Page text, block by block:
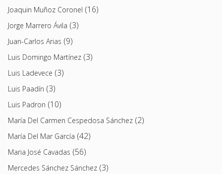
Joaquin Muñoz Coronel (16)
Jorge Marrero Ávila (3)
Juan-Carlos Arias (9)
Luis Domingo Martínez (3)
Luis Ladevece (3)
Luis Paadín (3)
Luis Padron (10)
María Del Carmen Cespedosa Sánchez (2)
María Del Mar García (42)
Maria José Cavadas (56)
Mercedes Sánchez Sánchez (3)